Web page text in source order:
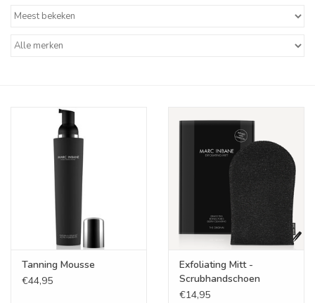
Interieuradvies
Cadeaubonnen
Tanning Mousse
€44,95
Exfoliating Mitt -
Scrubhandschoen
€14,95